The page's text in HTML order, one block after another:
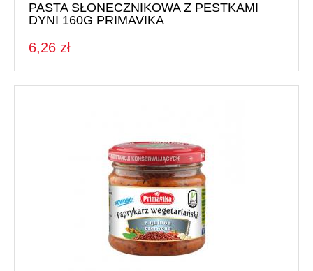
PASTA SŁONECZNIKOWA Z PESTKAMI
DYNI 160G PRIMAVIKA
6,26 zł